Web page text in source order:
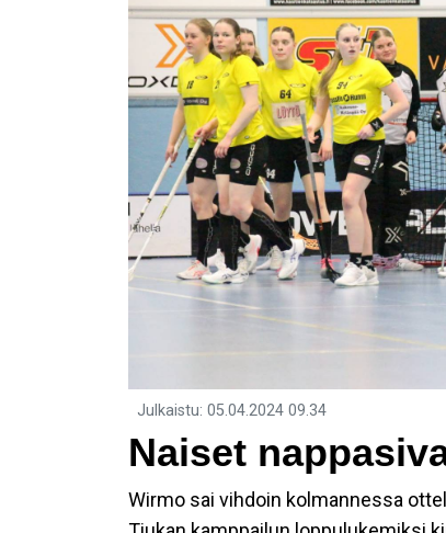
Julkaistu: 05.04.2024 09.34
Naiset
Wirmo sai vihdoin kolmannessa